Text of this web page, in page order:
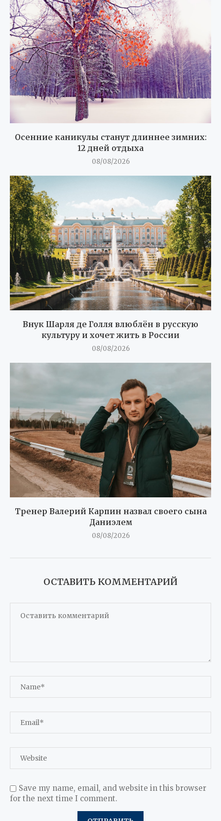
Осенние каникулы станут длиннее зимних:
12 дней отдыха
08/08/2026
Внук Шарля де Голля влюблён в русскую
культуру и хочет жить в России
08/08/2026
Тренер Валерий Карпин назвал своего сына
Даниэлем
08/08/2026
ОСТАВИТЬ КОММЕНТАРИЙ
Save my name, email, and website in this browser
for the next time I comment.